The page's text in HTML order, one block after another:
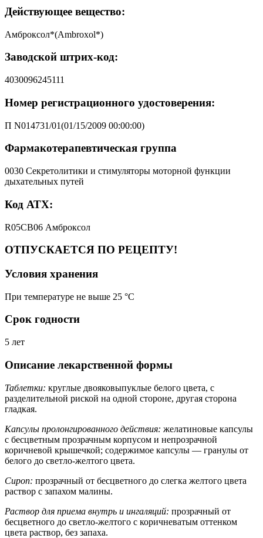
Действующее вещество:
Амброксол*(Ambroxol*)
Заводской штрих-код:
4030096245111
Номер регистрационного удостоверения:
П N014731/01(01/15/2009 00:00:00)
Фармакотерапевтическая группа
0030 Секретолитики и стимуляторы моторной функции
дыхательных путей
Код АТХ:
R05CB06 Амброксол
ОТПУСКАЕТСЯ ПО РЕЦЕПТУ!
Условия хранения
При температуре не выше 25 °C
Срок годности
5 лет
Описание лекарственной формы
Таблетки: круглые двояковыпуклые белого цвета, с
разделительной риской на одной стороне, другая сторона
гладкая.
Капсулы пролонгированного действия: желатиновые капсулы
с бесцветным прозрачным корпусом и непрозрачной
коричневой крышечкой; содержимое капсулы — гранулы от
белого до светло-желтого цвета.
Сироп: прозрачный от бесцветного до слегка желтого цвета
раствор с запахом малины.
Раствор для приема внутрь и ингаляций: прозрачный от
бесцветного до светло-желтого с коричневатым оттенком
цвета раствор, без запаха.